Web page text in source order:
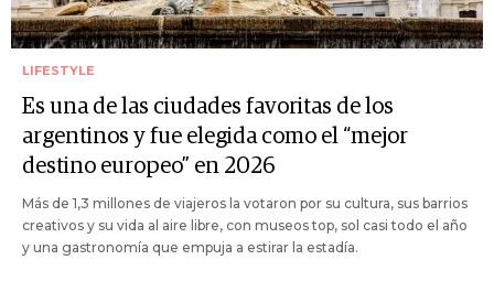
LIFESTYLE
Es una de las ciudades favoritas de los
argentinos y fue elegida como el “mejor
destino europeo” en 2026
Más de 1,3 millones de viajeros la votaron por su cultura, sus barrios
creativos y su vida al aire libre, con museos top, sol casi todo el año
y una gastronomía que empuja a estirar la estadía.